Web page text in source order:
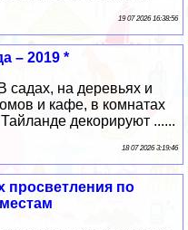
19 07 2026 16:38:56
– 2019 *
садах, на деревьях и
и кафе, в комнатах
декорируют ......
18 07 2026 3:19:46
просветления по